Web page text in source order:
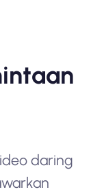
daring